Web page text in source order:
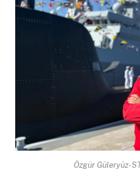
Özgür Güleryüz-